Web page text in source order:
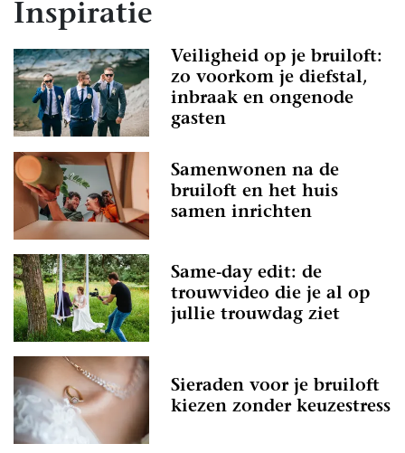
Inspiratie
Veiligheid op je bruiloft:
zo voorkom je diefstal,
inbraak en ongenode
gasten
Samenwonen na de
bruiloft en het huis
samen inrichten
Same-day edit: de
trouwvideo die je al op
jullie trouwdag ziet
Sieraden voor je bruiloft
kiezen zonder keuzestress